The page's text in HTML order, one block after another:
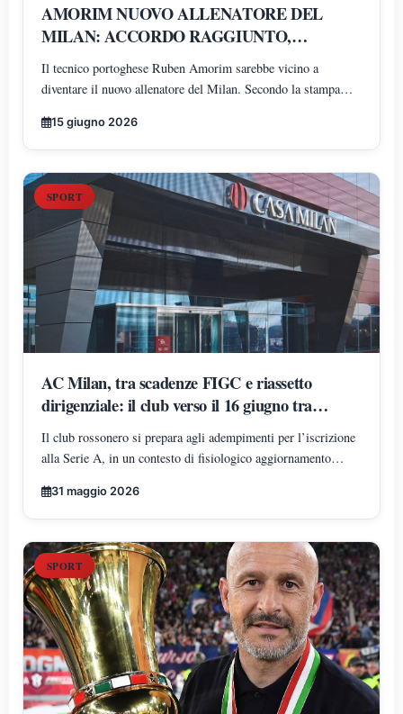
AMORIM NUOVO ALLENATORE DEL
MILAN: ACCORDO RAGGIUNTO,
PRONTO UN BIENNALE
Il tecnico portoghese Ruben Amorim sarebbe vicino a
diventare il nuovo allenatore del Milan. Secondo la stampa
per una terza stagione e bonus legati ai risultati
15 giugno 2026
SPORT
AC Milan, tra scadenze FIGC e riassetto
dirigenziale: il club verso il 16 giugno tra
normalità amministrativa e attenzione
mediatica
Il club rossonero si prepara agli adempimenti per l’iscrizione
alla Serie A, in un contesto di fisiologico aggiornamento
di transizione interna e alimenta anche voci non ufficiali
31 maggio 2026
SPORT